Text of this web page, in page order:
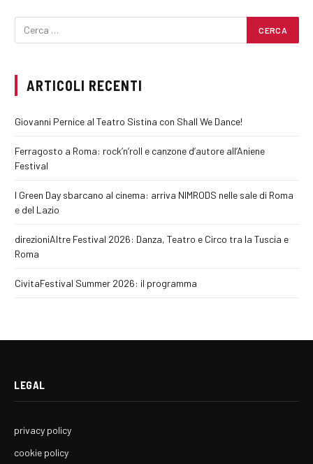
ARTICOLI RECENTI
Giovanni Pernice al Teatro Sistina con Shall We Dance!
Ferragosto a Roma: rock’n’roll e canzone d’autore all’Aniene
Festival
I Green Day sbarcano al cinema: arriva NIMRODS nelle sale di Roma
e del Lazio
direzioniAltre Festival 2026: Danza, Teatro e Circo tra la Tuscia e
Roma
CivitaFestival Summer 2026: il programma
LEGAL
privacy policy
cookie policy